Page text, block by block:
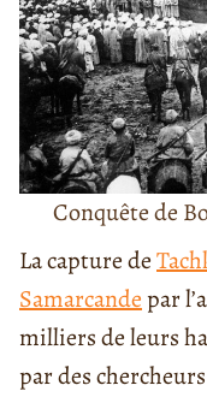
Conquête de
La capture de
Samarcandepar
milliers de leurs
par des